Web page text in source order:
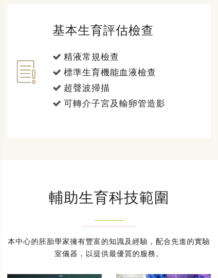
基本生育評估檢查
精液常規檢查
標準生育機能血液檢查
超聲波掃描
可轉介子宮及輸卵管造影
輔助生育科技範圍
本中心的胚胎學家擁有豐富的知識及經驗，配合先進的實驗
室儀器，以提供最優質的服務。